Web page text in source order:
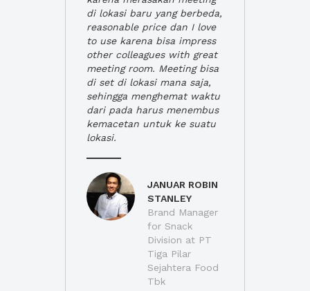
di lokasi baru yang berbeda,
reasonable price dan I love
to use karena bisa impress
other colleagues with great
meeting room. Meeting bisa
di set di lokasi mana saja,
sehingga menghemat waktu
dari pada harus menembus
kemacetan untuk ke suatu
lokasi.
JANUAR ROBIN
STANLEY
Brand Manager
for Snack
Division at PT
Tiga Pilar
Sejahtera Food
Tbk